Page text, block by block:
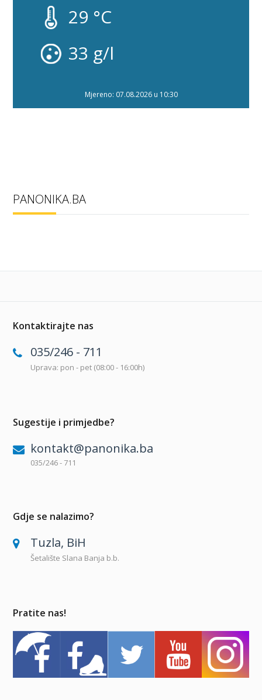
29 °C
33 g/l
Mjereno: 07.08.2026 u 10:30
PANONIKA.BA
Kontaktirajte nas
035/246 - 711
Uprava: pon - pet (08:00 - 16:00h)
Sugestije i primjedbe?
kontakt@panonika.ba
035/246 - 711
Gdje se nalazimo?
Tuzla, BiH
Šetalište Slana Banja b.b.
Pratite nas!